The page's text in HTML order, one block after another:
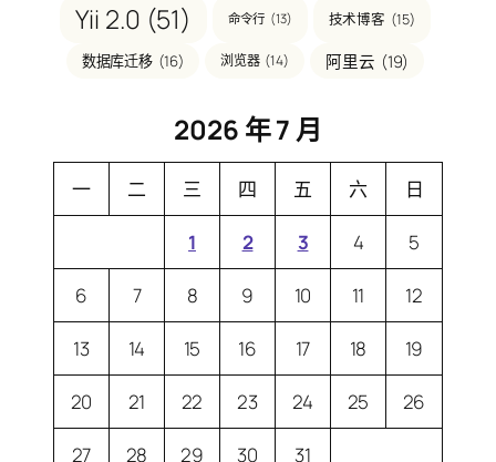
Yii 2.0 (51) 命令行 (13) 技术博客 (15)
数据库迁移 (16) 浏览器 (14) 阿里云 (19)
2026 年 7 月
一 二 三 四 五 六 日
1 2 3 4 5
6 7 8 9 10 11 12
13 14 15 16 17 18 19
20 21 22 23 24 25 26
27 28 29 30 31